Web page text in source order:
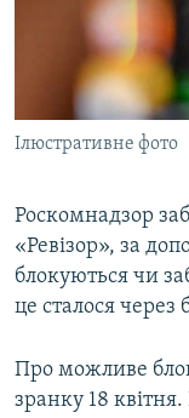
СВІДЧЕННЯ ОКУПАЦІЇ
УКРАЇНСЬКА
ІНФОГРАФІКА
Русский
Qırımtatar
ДОЛУЧАЙСЯ!
Усі сайти RFE/
Ілюстративне фото
Роскомнадзор
«Ревізор», за
блокуються чи
це сталося
Про можливе
зранку 18